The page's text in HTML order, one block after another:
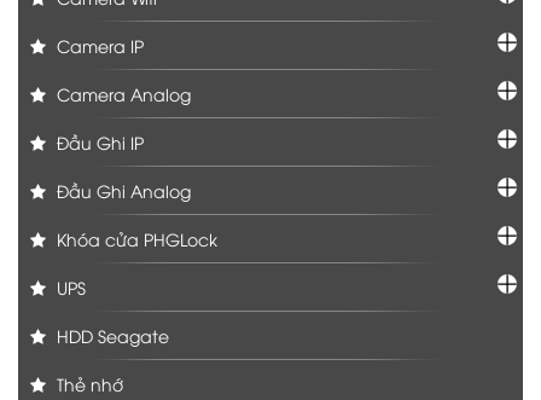
Camera IP
Camera Analog
Đầu Ghi IP
Đầu Ghi Analog
Khóa cửa PHGLock
UPS
HDD Seagate
Thẻ nhớ